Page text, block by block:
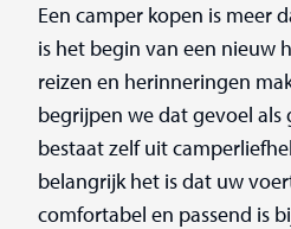
Een camper kopen is meer
is het begin van een nieuw
reizen en herinneringen
begrijpen we dat gevoel als
bestaat zelf uit
belangrijk het is dat uw
comfortabel en passend is